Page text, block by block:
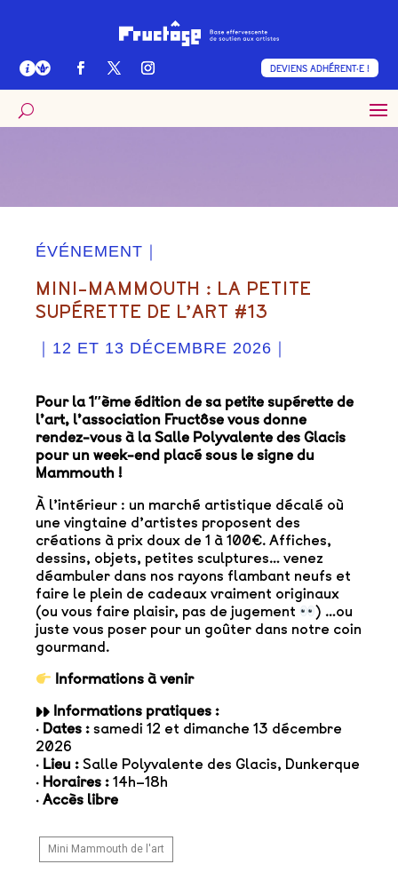
DEVIENS ADHÉRENT·E !
ÉVÉNEMENT｜
MINI-MAMMOUTH : LA PETITE
SUPÉRETTE DE L’ART #13
｜12 ET 13 DÉCEMBRE 2026｜
Pour la 1″ème édition de sa petite supérette de
l’art, l’association Fructôse vous donne
rendez-vous à la Salle Polyvalente des Glacis
pour un week-end placé sous le signe du
Mammouth !
À l’intérieur : un marché artistique décalé où
une vingtaine d’artistes proposent des
créations à prix doux de 1 à 100€. Affiches,
dessins, objets, petites sculptures… venez
déambuler dans nos rayons flambant neufs et
faire le plein de cadeaux vraiment originaux
(ou vous faire plaisir, pas de jugement
) …ou
juste vous poser pour un goûter dans notre coin
gourmand.
Informations à venir
▸▸ Informations pratiques :
· Dates : samedi 12 et dimanche 13 décembre
2026
· Lieu : Salle Polyvalente des Glacis, Dunkerque
· Horaires : 14h–18h
· Accès libre
Mini Mammouth de l'art